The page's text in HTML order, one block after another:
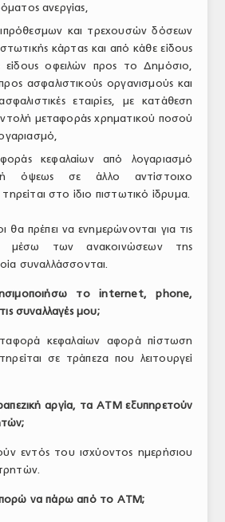
ανεργίας,
και τρεχουσών δόσεων
κάρτας και από κάθε είδους
είδους οφειλών προς το Δημόσιο,
ασφαλιστικούς οργανισμούς και
εταιρίες, με κατάθεση
μεταφοράς χρηματικού ποσού
κεφαλαίων από λογαριασμό
ή όψεως σε άλλο αντίστοιχο
στο ίδιο πιστωτικό ίδρυμα.
θα πρέπει να ενημερώνονται για τις
μέσω των ανακοινώσεων της
συναλλάσσονται.
το internet, phone,
συναλλαγές μου;
κεφαλαίων αφορά πίστωση
σε τράπεζα που λειτουργεί
αργία, τα ΑΤΜ εξυπηρετούν
εντός του ισχύοντος ημερήσιου
να πάρω από το ΑΤΜ;